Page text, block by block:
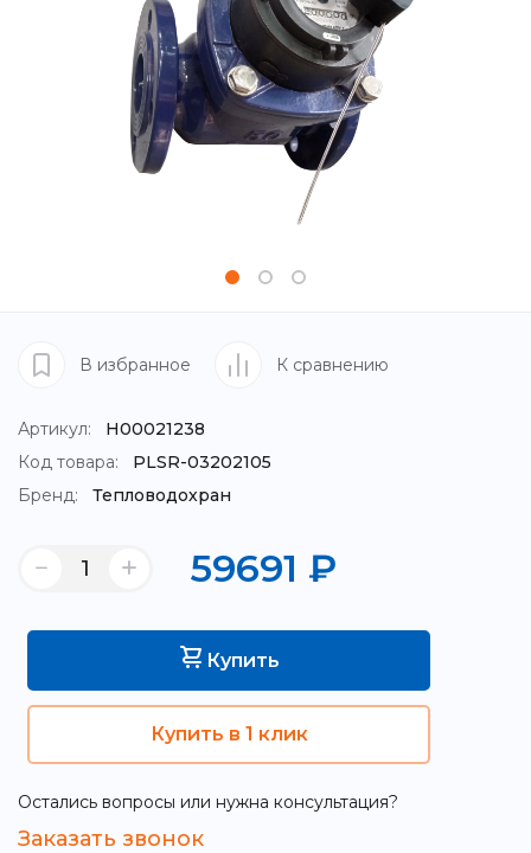
В избранное К сравнению
Артикул:
Н00021238
Код товара:
PLSR-03202105
Бренд:
Тепловодохран
59691 ₽
Купить
Купить в 1 клик
Остались вопросы или нужна консультация?
Заказать звонок